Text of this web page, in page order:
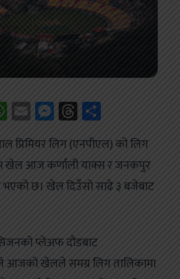
WhatsApp
EmailMessenger
Threads
प्रिमियर लिग (एनपीएल) को लिग
खेल आज कर्णाली याक्स र जनकपुर
छ। खेल दिउँसो साढे ३ बजेबाट
प्लेअफ दौडबाट
आजको खेलले समग्र लिग तालिकामा